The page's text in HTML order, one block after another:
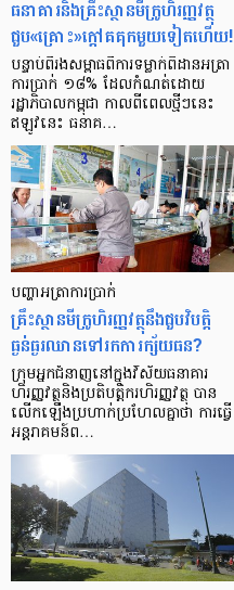
ធនាគារ​និង​គ្រឹះស្ថាន​មីក្រូ​ហិរញ្ញវត្ថុ​
ជួប«គ្រោះ»ក្តៅ​គគុក​មួយ​ទៀត​ហើយ!
បន្ទាប់​ពី​រង​សម្ពាធ​​ពី​ការ​ទម្លាក់​ពិដាន​អត្រា​
ការ​ប្រាក់ ១៨​% ដែល​កំណត់​ដោយ​
រដ្ឋាភិបាល​កម្ពុជា កាល​ពី​ពេល​ថ្មីៗ​នេះ
ឥឡូវ​នេះ ធនាគ…
បញ្ហា​អត្រា​ការប្រាក់
គ្រឹះស្ថាន​មីក្រូ​ហិរញ្ញវត្ថុ​នឹង​ជួប​វិបត្តិ​
ធ្ងន់ធ្ងរ​ឈាន​ទៅ​រក​ការ​ក្ស័យធន?
ក្រុម​អ្នក​ជំនាញ​នៅ​ក្នុង​វិស័យ​ធនាគារ
ហិរញ្ញវត្ថុ​និង​ប្រតិបត្តិករ​ហិរញ្ញ​វត្ថុ បាន​​
លើក​ឡើង​ប្រហាក់​ប្រហែល​គ្នា​ថា ការ​ធ្វើ​
អន្តរាគមន៍​ព…